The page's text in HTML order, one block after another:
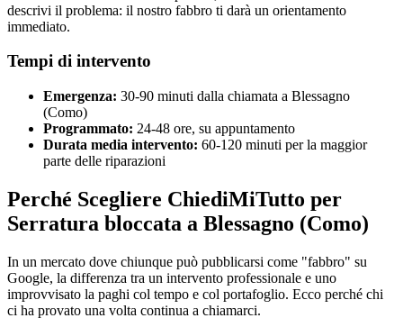
descrivi il problema: il nostro fabbro ti darà un orientamento
immediato.
Tempi di intervento
Emergenza: 30-90 minuti dalla chiamata a Blessagno
(Como)
Programmato: 24-48 ore, su appuntamento
Durata media intervento: 60-120 minuti per la maggior
parte delle riparazioni
Perché Scegliere ChiediMiTutto per
Serratura bloccata a Blessagno (Como)
In un mercato dove chiunque può pubblicarsi come "fabbro" su
Google, la differenza tra un intervento professionale e uno
improvvisato la paghi col tempo e col portafoglio. Ecco perché chi
ci ha provato una volta continua a chiamarci.